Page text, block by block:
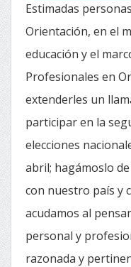
Estimadas
Orientación, en el
educación y el
Profesionales en
extenderles un
participar en la
elecciones
abril; hagámoslo
con nuestro país y
acudamos al
personal y
razonada y